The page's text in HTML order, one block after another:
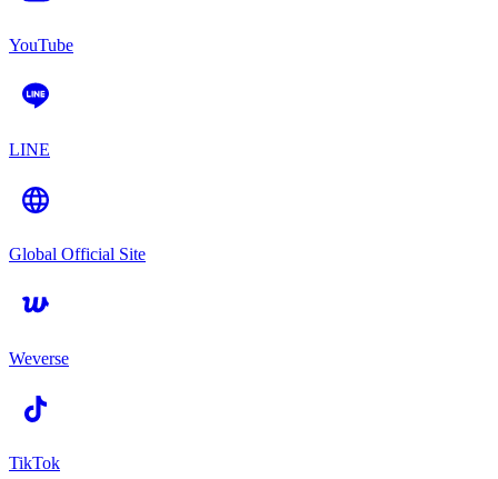
YouTube
LINE
Global Official Site
Weverse
TikTok